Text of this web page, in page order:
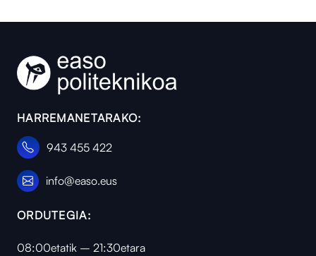
HARREMANETARAKO:
943 455 422
info@easo.eus
ORDUTEGIA:
08:00etatik – 21:30etara